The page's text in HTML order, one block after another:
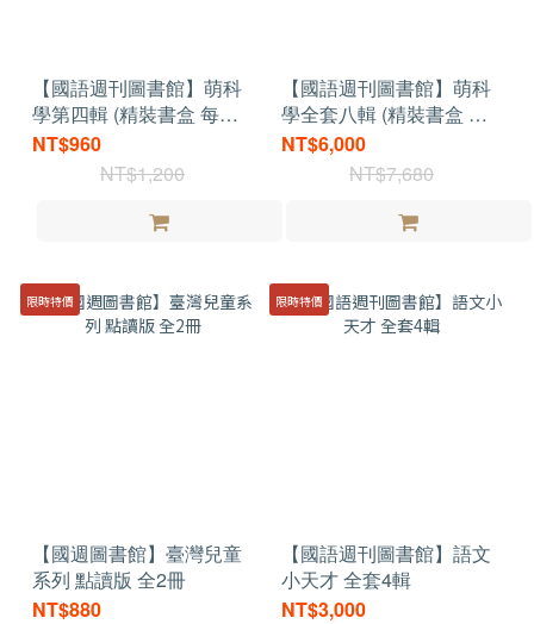
【國語週刊圖書館】萌科
學第四輯 (精裝書盒 每輯
三冊)
NT$960
NT$1,200
【國語週刊圖書館】萌科
學全套八輯 (精裝書盒 共
24冊)
NT$6,000
NT$7,680
限時特價
【國週圖書館】臺灣兒童
系列 點讀版 全2冊
NT$880
限時特價
【國語週刊圖書館】語文
小天才 全套4輯
NT$3,000